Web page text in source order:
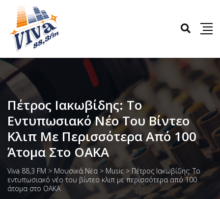
Πέτρος Ιακωβίδης: Το
Εντυπωσιακό Νέο Του Βίντεο
Κλιπ Με Περισσότερα Από 100
Άτομα Στο ΟΑΚΑ
Viva 88,3 FM > Μουσικά Νέα > Music > Πέτρος Ιακωβίδης: Το
εντυπωσιακό νέο του βίντεο κλιπ με περισσότερα από 100
άτομα στο ΟΑΚΑ